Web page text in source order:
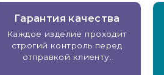
Гарантия качества
Каждое изделие проходит
строгий контроль перед
отправкой клиенту.